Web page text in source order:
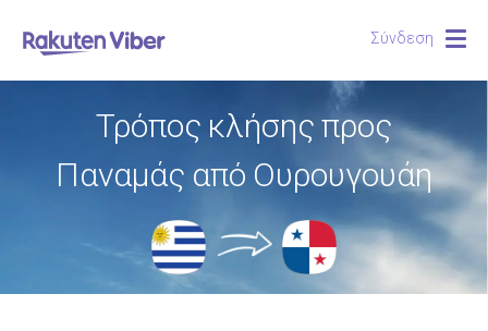
Σύνδεση
Τρόπος κλήσης προς
Παναμάς από Ουρουγουάη